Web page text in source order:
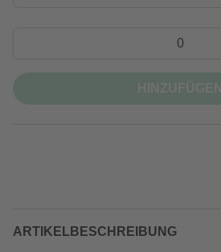
ARTIKELBESCHREIBUNG